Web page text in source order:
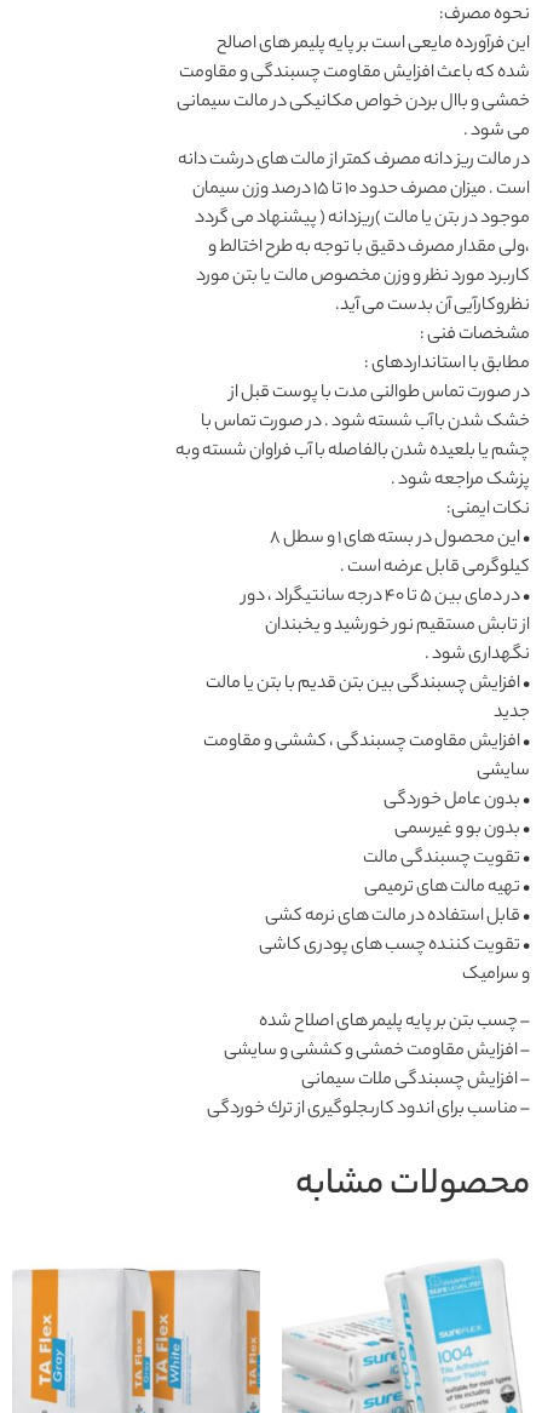
نحوه مصرف:
این فرآورده مایعی است بر پایه پلیمر های اصالح
شده که باعث افزایش مقاومت چسبندگی و مقاومت
خمشی و باال بردن خواص مکانیکی در مالت سیمانی
می شود .
در مالت ریز دانه مصرف کمتر از مالت های درشت دانه
است . میزان مصرف حدود 10 تا 15 درصد وزن سیمان
موجود در بتن یا مالت )ریزدانه ( پیشنهاد می گردد
،ولی مقدار مصرف دقیق با توجه به طرح اختالط و
کاربرد مورد نظر و وزن مخصوص مالت یا بتن مورد
نظروکارآیی آن بدست می آید.
مشخصات فنی :
مطابق با استانداردهای :
در صورت تماس طوالنی مدت با پوست قبل از
خشک شدن باآب شسته شود . در صورت تماس با
چشم یا بلعیده شدن بالفاصله با آب فراوان شسته وبه
پزشک مراجعه شود .
نکات ایمنی:
• این محصول در بسته های 1 و سطل 8
کیلوگرمی قابل عرضه است .
• در دمای بین 5 تا 40 درجه سانتیگراد ، دور
از تابش مستقیم نور خورشید و یخبندان
نگهداری شود .
• افزایش چسبندگی بین بتن قدیم با بتن یا مالت
جدید
• افزایش مقاومت چسبندگی ، کششی و مقاومت
سایشی
• بدون عامل خوردگی
• بدون بو و غیرسمی
• تقویت چسبندگی مالت
• تهیه مالت های ترمیمی
• قابل استفاده در مالت های نرمه کشی
• تقویت کننده چسب های پودری کاشی
و سرامیک
– چسب بتن بر پایه پلیمر هاى اصلاح شده
– افزایش مقاومت خمشى و کششى و سایشى
– افزایش چسبندگى ملات سیمانى
– مناسب براى اندود کارىجلوگیرى از ترك خوردگى
محصولات مشابه